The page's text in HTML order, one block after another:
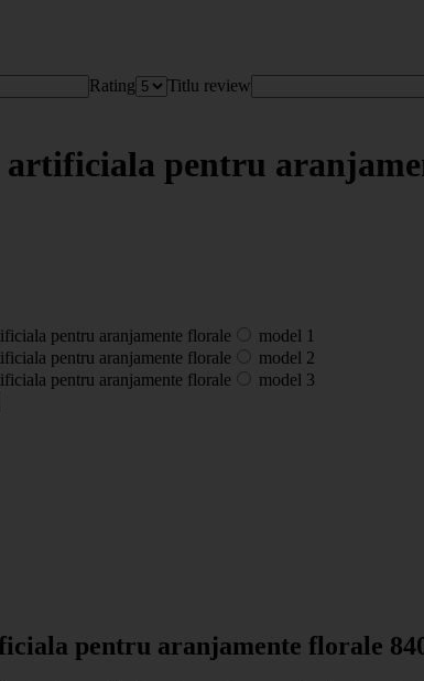
Rating Titlu review
artificiala pentru
model 1
model 2
model 3
pentru aranjamente florale